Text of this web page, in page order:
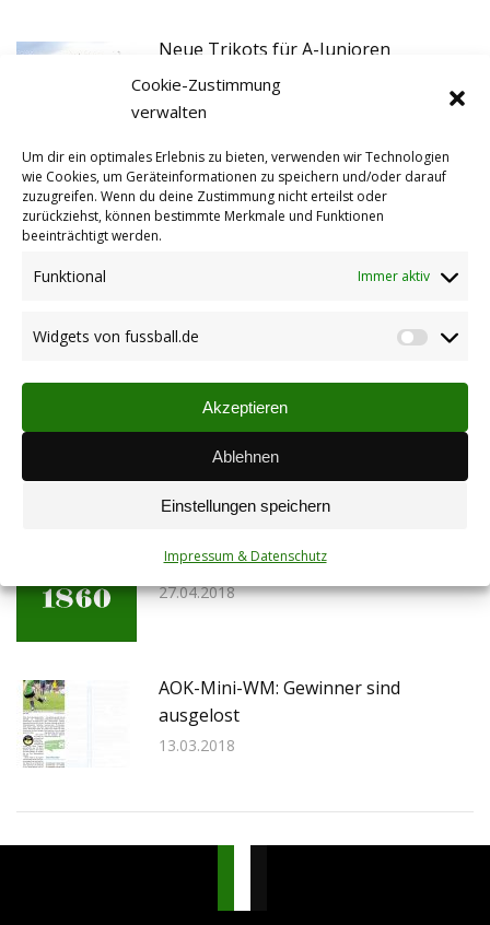
Cookie-Zustimmung
verwalten
Um dir ein optimales Erlebnis zu bieten, verwenden wir Technologien
wie Cookies, um Geräteinformationen zu speichern und/oder darauf
zuzugreifen. Wenn du deine Zustimmung nicht erteilst oder
zurückziehst, können bestimmte Merkmale und Funktionen
beeinträchtigt werden.
Funktional Immer aktiv
Widgets von fussball.de
Akzeptieren
Ablehnen
Einstellungen speichern
Impressum & Datenschutz
Neue Trikots für A-Junioren
30.10.2019
12. Jugendturnier in Stetten – Erneut
eine große Bühne für die „kleinen“
20.05.2019
AOK Mini-WM Vorrundenturnier am
13.05.2018 in Stetten
Auslosung der AOK Mini-WM erfolgt
27.04.2018
AOK-Mini-WM: Gewinner sind
ausgelost
13.03.2018